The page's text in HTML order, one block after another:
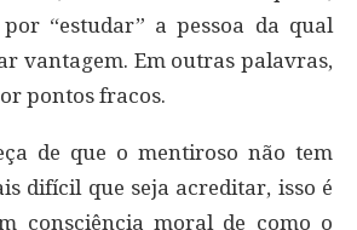
“estudar” a pessoa da qual
vantagem. Em outras palavras,
pontos fracos.
de que o mentiroso não tem
difícil que seja acreditar, isso é
consciência moral de como o